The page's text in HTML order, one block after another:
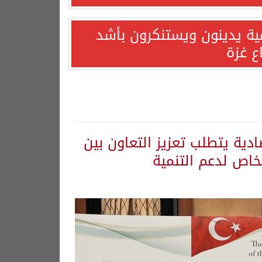
يدينون ويستنكرون بأشد
غزة
يتطلب تعزيز التعاون بين
لدعم التنمية